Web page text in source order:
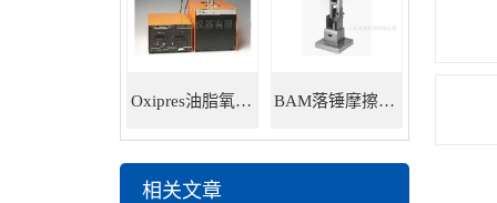
Oxipres油脂氧化稳定性仪 BAM落锤摩擦感度仪
相关文章